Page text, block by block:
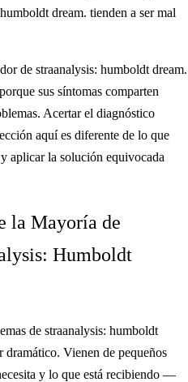
dream. tienden a ser mal
de straanalysis: humboldt dream.
sus síntomas comparten
Acertar el diagnóstico
aquí es diferente de lo que
aplicar la solución equivocada
la Mayoría de
Humboldt
de straanalysis: humboldt
Vienen de pequeños
y lo que está recibiendo —